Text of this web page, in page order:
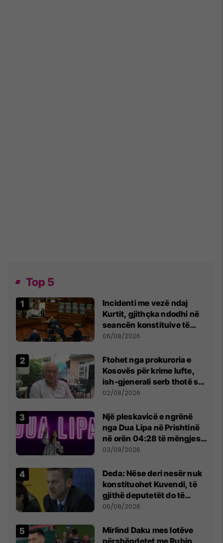
Top 5
Incidenti me vezë ndaj
Kurtit, gjithçka ndodhi në
seancën konstituive të
Kuvendit
06/08/2026
Ftohet nga prokuroria e
Kosovës për krime lufte,
ish-gjenerali serb thotë se
dikush e tradhtoi në
02/08/2026
Një pleskavicë e ngrënë
nga Dua Lipa në Prishtinë
në orën 04:28 të mëngjesit
- dhe bota digjitale serbe
03/08/2026
Deda: Nëse deri nesër nuk
konstituohet Kuvendi, të
gjithë deputetët do të
bëjnë shkelje të rëndë
06/08/2026
Mirlind Daku mes lotëve